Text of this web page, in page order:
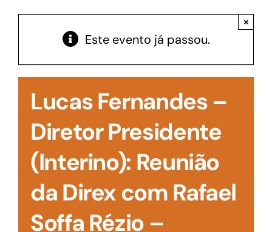
Este evento já passou.
×
Lucas Fernandes –
Diretor Presidente
(Interino): Reunião
da Direx com Rafael
Soffa Rézio –